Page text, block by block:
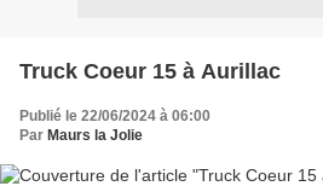
Truck Coeur 15 à Aurillac
Publié le 22/06/2024 à 06:00
Par Maurs la Jolie